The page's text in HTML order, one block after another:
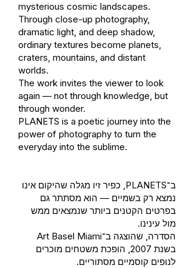
mysterious cosmic landscapes.
Through close-up photography,
dramatic light, and deep shadow,
ordinary textures become planets,
craters, mountains, and distant
worlds.
The work invites the viewer to look
again — not through knowledge, but
through wonder.
PLANETS is a poetic journey into the
power of photography to turn the
everyday into the sublime.
ב־PLANETS, כפיר זיו מגלה שהיקום אינו
נמצא רק בשמיים — הוא מסתתר גם
בפרטים הקטנים ביותר שנמצאים ממש
מול עינינו.
הסדרה, שהוצגה ב־Art Basel Miami
בשנת 2007, הופכת משטחים מוכרים
לנופים קוסמיים מסתוריים.